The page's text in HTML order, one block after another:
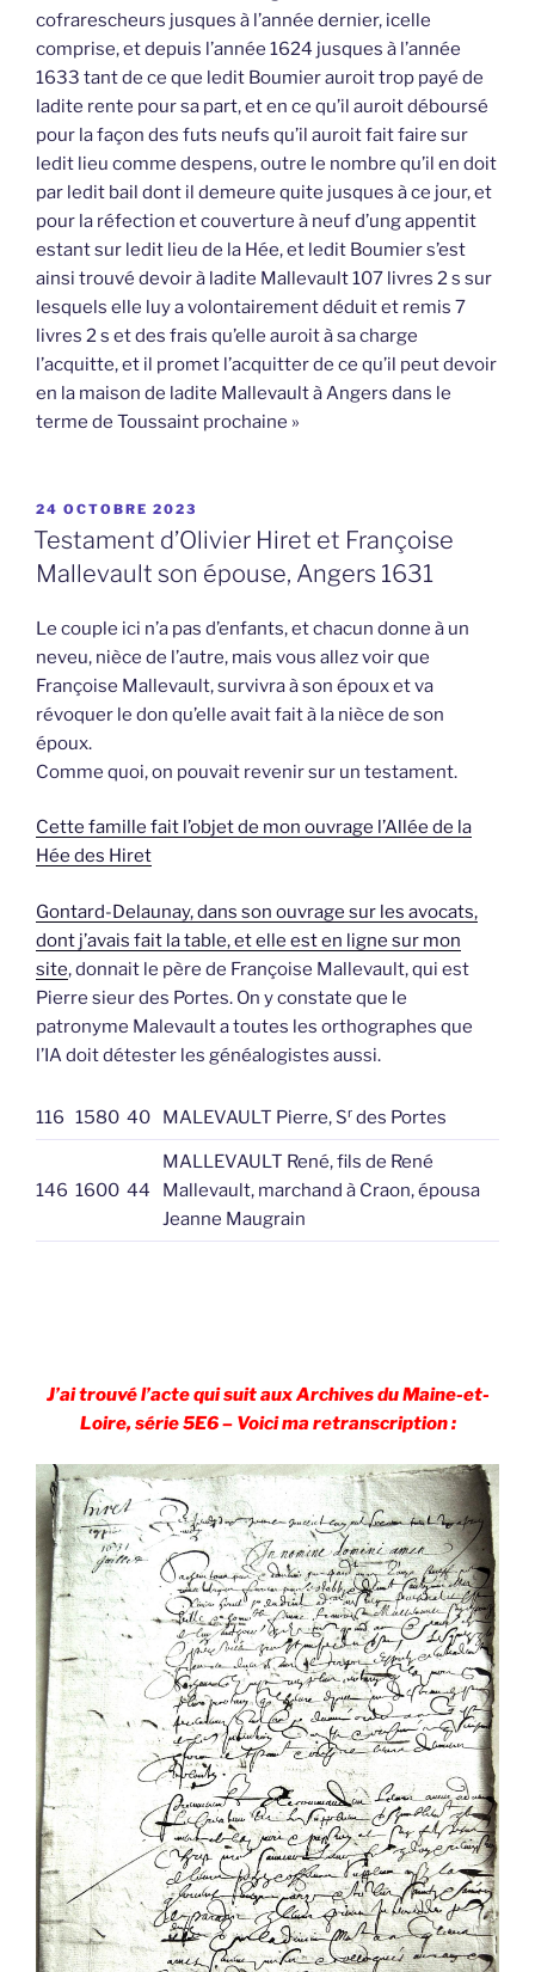
cofrarescheurs jusques à l’année dernier, icelle
comprise, et depuis l’année 1624 jusques à l’année
1633 tant de ce que ledit Boumier auroit trop payé de
ladite rente pour sa part, et en ce qu’il auroit déboursé
pour la façon des futs neufs qu’il auroit fait faire sur
ledit lieu comme despens, outre le nombre qu’il en doit
par ledit bail dont il demeure quite jusques à ce jour, et
pour la réfection et couverture à neuf d’ung appentit
estant sur ledit lieu de la Hée, et ledit Boumier s’est
ainsi trouvé devoir à ladite Mallevault 107 livres 2 s sur
lesquels elle luy a volontairement déduit et remis 7
livres 2 s et des frais qu’elle auroit à sa charge
l’acquitte, et il promet l’acquitter de ce qu’il peut devoir
en la maison de ladite Mallevault à Angers dans le
terme de Toussaint prochaine »
PUBLIÉ
LE
24 OCTOBRE 2023
Testament d’Olivier Hiret et Françoise
Mallevault son épouse, Angers 1631
Le couple ici n’a pas d’enfants, et chacun donne à un
neveu, nièce de l’autre, mais vous allez voir que
Françoise Mallevault, survivra à son époux et va
révoquer le don qu’elle avait fait à la nièce de son
époux.
Comme quoi, on pouvait revenir sur un testament.
Cette famille fait l’objet de mon ouvrage l’Allée de la
Hée des Hiret
Gontard-Delaunay, dans son ouvrage sur les avocats,
dont j’avais fait la table, et elle est en ligne sur mon
site, donnait le père de Françoise Mallevault, qui est
Pierre sieur des Portes. On y constate que le
patronyme Malevault a toutes les orthographes que
l’IA doit détester les généalogistes aussi.
116 1580 40 MALEVAULT Pierre, Sr des Portes
146 1600 44
MALLEVAULT René, fils de René
Mallevault, marchand à Craon, épousa
Jeanne Maugrain
J’ai trouvé l’acte qui suit aux Archives du Maine-et-
Loire, série 5E6 – Voici ma retranscription :